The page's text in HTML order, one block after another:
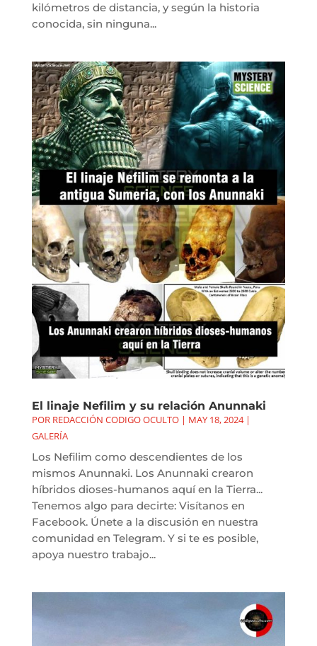
kilómetros de distancia, y según la historia
conocida, sin ninguna...
El linaje Nefilim y su relación Anunnaki
POR REDACCIÓN CODIGO OCULTO| MAY 18, 2024|
GALERÍA
Los Nefilim como descendientes de los
mismos Anunnaki. Los Anunnaki crearon
híbridos dioses-humanos aquí en la Tierra...
Tenemos algo para decirte: Visítanos en
Facebook. Únete a la discusión en nuestra
comunidad en Telegram. Y si te es posible,
apoya nuestro trabajo...